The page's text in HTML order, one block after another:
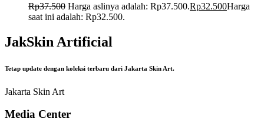
Rp37.500 Harga aslinya adalah: Rp37.500.Rp32.500Harga
saat ini adalah: Rp32.500.
JakSkin Artificial
Tetap update dengan koleksi terbaru dari Jakarta Skin Art.
Jakarta Skin Art
Media Center